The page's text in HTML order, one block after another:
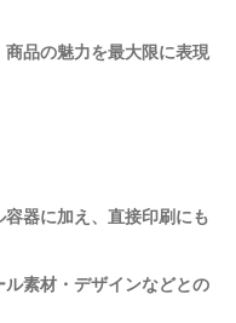
品の魅力を最大限に表現
器に加え、直接印刷にも
素材・デザインなどとの